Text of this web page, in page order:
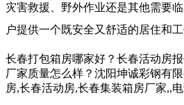
灾害救援、野外作业还是其他需要
户提供一个既安全又舒适的居住和工
长春打包箱房哪家好？长春活动房
厂家质量怎么样？沈阳坤诚彩钢有
房,长春活动房,长春集装箱房厂家,,电